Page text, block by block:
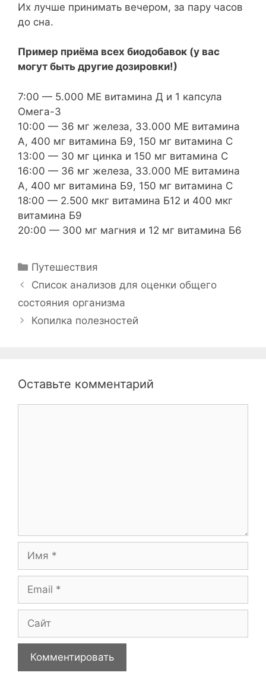
Их лучше принимать вечером, за пару часов
до сна.
Пример приёма всех биодобавок (у вас
могут быть другие дозировки!)
7:00 — 5.000 МЕ витамина Д и 1 капсула
Омега-3
10:00 — 36 мг железа, 33.000 МЕ витамина
А, 400 мг витамина Б9, 150 мг витамина С
13:00 — 30 мг цинка и 150 мг витамина С
16:00 — 36 мг железа, 33.000 МЕ витамина
А, 400 мг витамина Б9, 150 мг витамина С
18:00 — 2.500 мкг витамина Б12 и 400 мкг
витамина Б9
20:00 — 300 мг магния и 12 мг витамина Б6
Рубрики
Путешествия
Список анализов для оценки общего
состояния организма
Копилка полезностей
Оставьте комментарий